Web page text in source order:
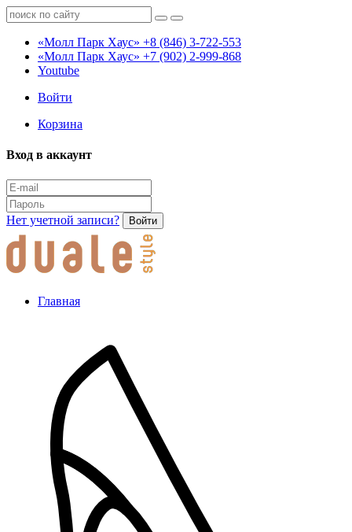
«Молл Парк Хаус» +8 (846) 3-722-553
«Молл Парк Хаус» +7 (902) 2-999-868
Youtube
Войти
Корзина
Вход в аккаунт
Нет учетной записи? Войти
Главная